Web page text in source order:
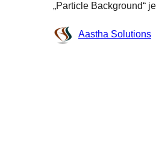
„Particle Background“
СараднициAastha Solutions